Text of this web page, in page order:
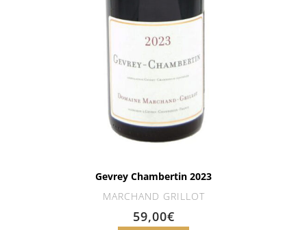
Gevrey Chambertin 2023
MARCHAND GRILLOT
59,00€